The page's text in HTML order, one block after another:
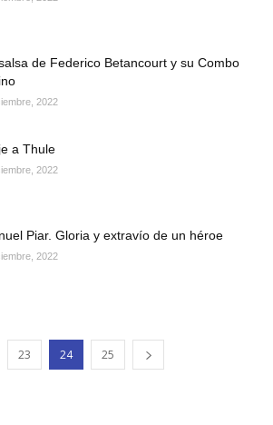
de Federico Betancourt y su Combo
2022
a Thule
2022
Piar. Gloria y extravío de un héroe
2022
23 24 25